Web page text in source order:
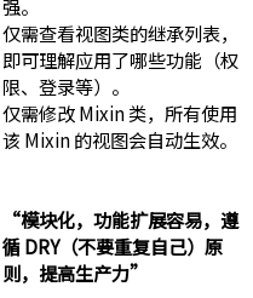
强。
仅需查看视图类的继承列表，
即可理解应用了哪些功能（权
限、登录等）。
仅需修改 Mixin 类，所有使用
该 Mixin 的视图会自动生效。
“模块化，功能扩展容易，遵
循 DRY（不要重复自己）原
则，提高生产力”